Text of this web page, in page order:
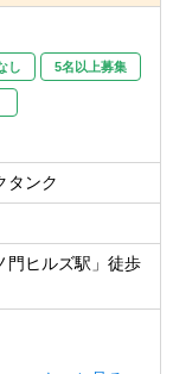
し 5名以上募集
タンク
門ヒルズ駅」徒歩